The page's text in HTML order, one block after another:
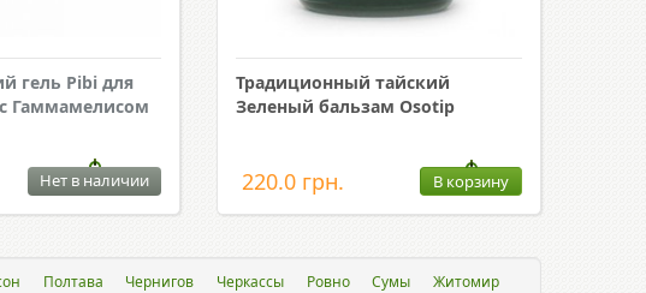
гель Pibi для
Гаммамелисом
Нет в наличии
Традиционный тайский
Зеленый бальзам Osotip
220.0 грн. В корзину
Полтава Чернигов Черкассы Ровно Сумы
Житомир